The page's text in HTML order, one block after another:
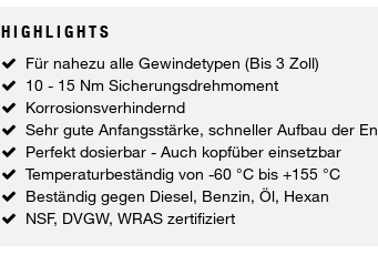
HIGHLIGHTS
Für nahezu alle Gewindetypen (Bis 3 Zoll)
10 - 15 Nm Sicherungsdrehmoment
Korrosionsverhindernd
Sehr gute Anfangsstärke, schneller Aufbau der
Perfekt dosierbar - Auch kopfüber einsetzbar
Temperaturbeständig von -60 °C bis +155 °C
Beständig gegen Diesel, Benzin, Öl, Hexan
NSF, DVGW, WRAS zertifiziert